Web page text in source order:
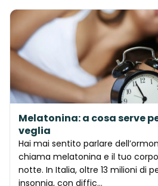
Melatonina: a cosa serve
veglia
Hai mai sentito parlare
chiama melatonina e il tuo
notte. In Italia, oltre 13 milioni di
insonnia, con diffic…